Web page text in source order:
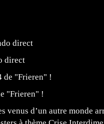
direct
"Frieren" !